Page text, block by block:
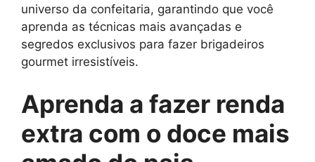
universo da confeitaria, garantindo que você
aprenda as técnicas mais avançadas e
segredos exclusivos para fazer brigadeiros
gourmet irresistíveis.
Aprenda a fazer renda
extra com o doce mais